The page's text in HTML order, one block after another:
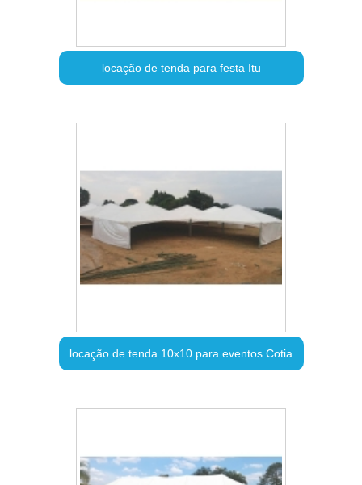
locação de tenda para festa Itu
locação de tenda 10x10 para eventos Cotia